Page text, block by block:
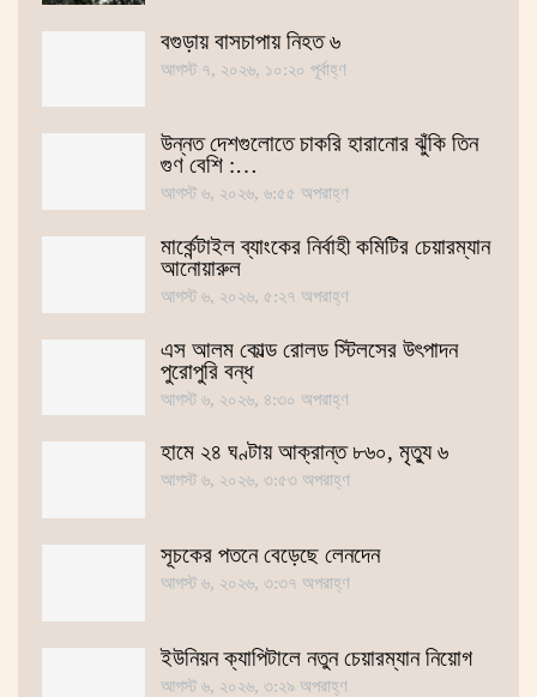
বগুড়ায় বাসচাপায় নিহত ৬
আগস্ট ৭, ২০২৬, ১০:২০ পূর্বাহ্ণ
উন্নত দেশগুলোতে চাকরি হারানোর ঝুঁকি তিন
গুণ বেশি :…
আগস্ট ৬, ২০২৬, ৬:৫৫ অপরাহ্ণ
মার্কেন্টাইল ব্যাংকের নির্বাহী কমিটির চেয়ারম্যান
আনোয়ারুল
আগস্ট ৬, ২০২৬, ৫:২৭ অপরাহ্ণ
এস আলম কোল্ড রোলড স্টিলসের উৎপাদন
পুরোপুরি বন্ধ
আগস্ট ৬, ২০২৬, ৪:৩০ অপরাহ্ণ
হামে ২৪ ঘণ্টায় আক্রান্ত ৮৬০, মৃত্যু ৬
আগস্ট ৬, ২০২৬, ৩:৫৩ অপরাহ্ণ
সূচকের পতনে বেড়েছে লেনদেন
আগস্ট ৬, ২০২৬, ৩:৩৭ অপরাহ্ণ
ইউনিয়ন ক্যাপিটালে নতুন চেয়ারম্যান নিয়োগ
আগস্ট ৬, ২০২৬, ৩:২৯ অপরাহ্ণ